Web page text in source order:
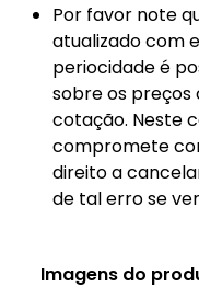
Por favor note
atualizado com
periocidade é
sobre os preços
cotação. Neste
compromete
direito a
de tal erro se
Imagens do